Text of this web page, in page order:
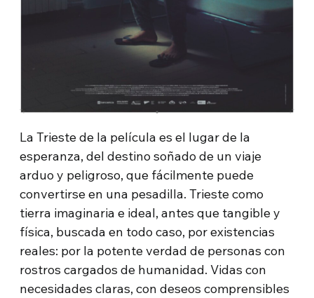
La Trieste de la película es el lugar de la
esperanza, del destino soñado de un viaje
arduo y peligroso, que fácilmente puede
convertirse en una pesadilla. Trieste como
tierra imaginaria e ideal, antes que tangible y
física, buscada en todo caso, por existencias
reales: por la potente verdad de personas con
rostros cargados de humanidad. Vidas con
necesidades claras, con deseos comprensibles